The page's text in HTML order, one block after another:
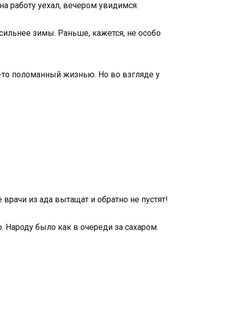
работу уехал, вечером увидимся.
зимы. Раньше, кажется, не особо
то поломанный жизнью. Но во взгляде у
из ада вытащат и обратно не пустят!
Народу было как в очереди за сахаром.